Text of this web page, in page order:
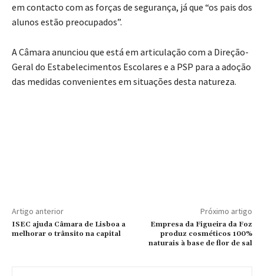
em contacto com as forças de segurança, já que “os pais dos
alunos estão preocupados”.
A Câmara anunciou que está em articulação com a Direção-
Geral do Estabelecimentos Escolares e a PSP para a adoção
das medidas convenientes em situações desta natureza.
Artigo anterior
ISEC ajuda Câmara de Lisboa a
melhorar o trânsito na capital
Próximo artigo
Empresa da Figueira da Foz
produz cosméticos 100%
naturais à base de flor de sal